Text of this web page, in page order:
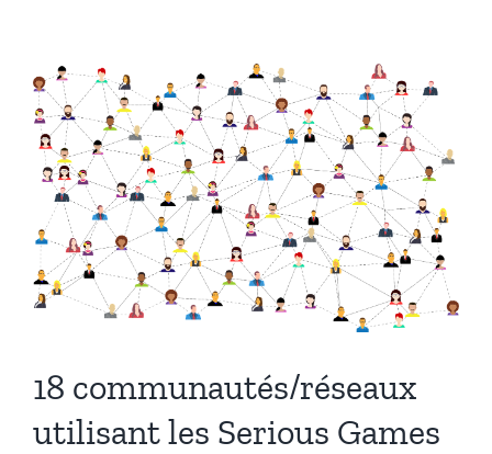
Games
à
découvrir
en
France
–
partie
2
18 communautés/réseaux
utilisant les Serious Games